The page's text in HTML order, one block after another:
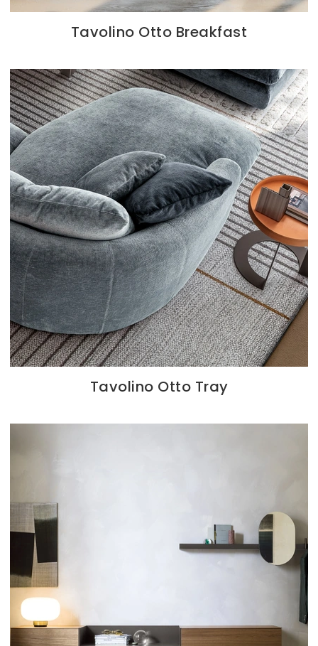
Tavolino Otto Breakfast
Tavolino Otto Tray